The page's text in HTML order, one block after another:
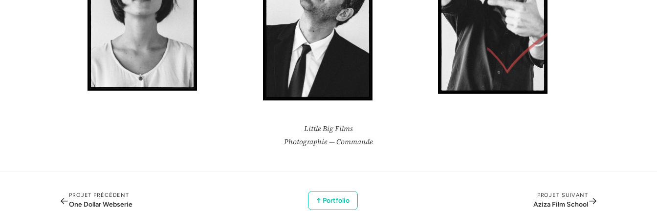
Little Big Films
Photographie — Commande
← PROJET PRÉCÉDENT
One Dollar Webserie ↑ Portfolio
PROJET SUIVANT
Aziza Film School→